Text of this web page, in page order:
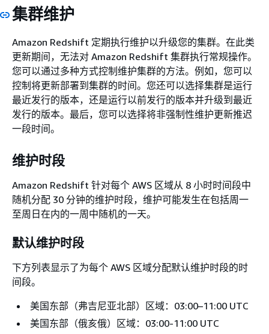
集群维护
Amazon Redshift 定期执行维护以升级您的集群。在此类
更新期间，无法对 Amazon Redshift 集群执行常规操作。
您可以通过多种方式控制维护集群的方法。例如，您可以
控制将更新部署到集群的时间。您还可以选择集群是运行
最近发行的版本，还是运行以前发行的版本并升级到最近
发行的版本。最后，您可以选择将非强制性维护更新推迟
一段时间。
维护时段
Amazon Redshift 针对每个 AWS 区域从 8 小时时间段中
随机分配 30 分钟的维护时段，维护可能发生在包括周一
至周日在内的一周中随机的一天。
默认维护时段
下方列表显示了为每个 AWS 区域分配默认维护时段的时
间段。
美国东部（弗吉尼亚北部）区域：03:00–11:00 UTC
美国东部（俄亥俄）区域：03:00-11:00 UTC